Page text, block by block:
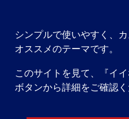
シンプルで使いやすく、
オススメのテーマです。
このサイトを見て、『イ
ボタンから詳細をご確認